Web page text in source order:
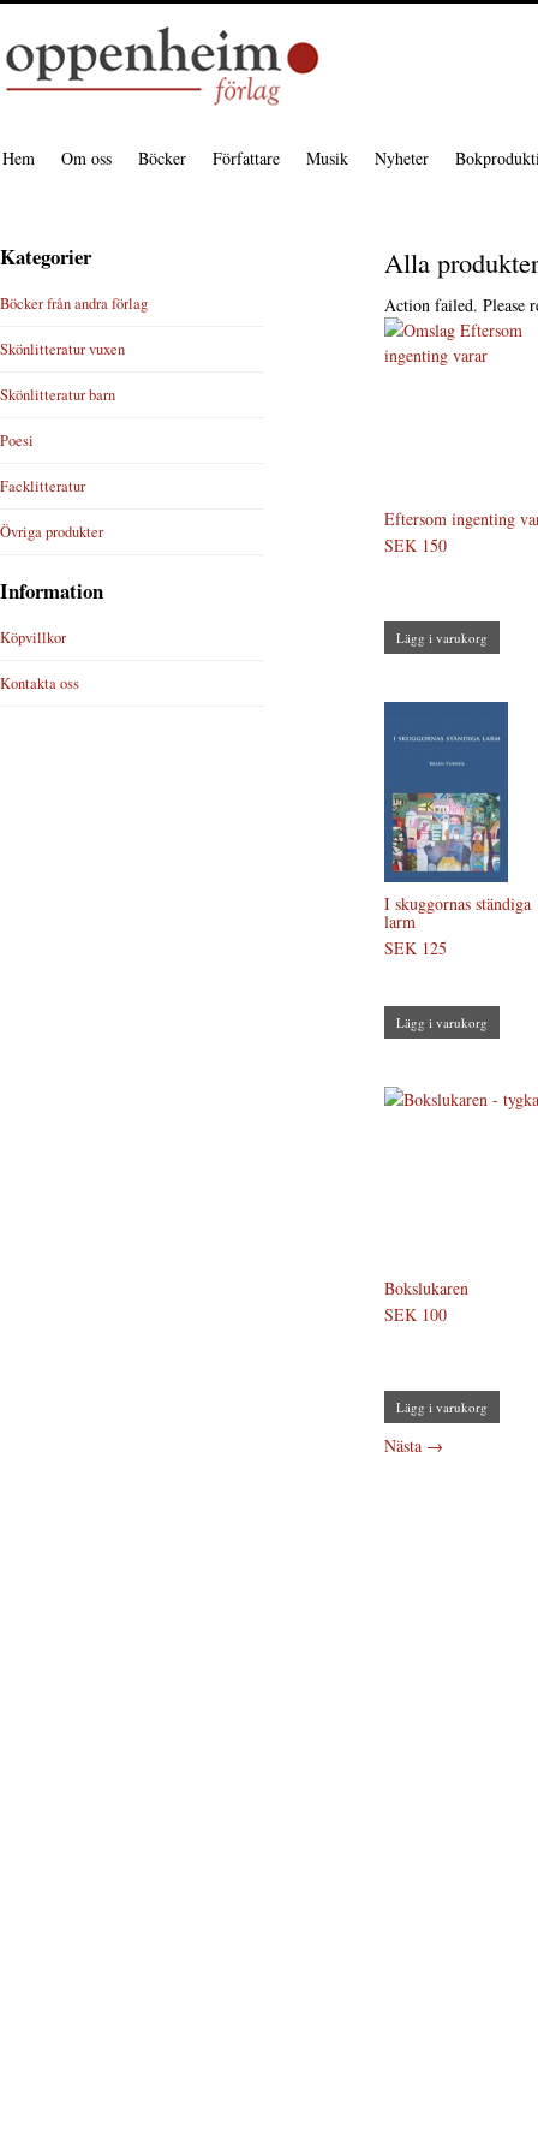
Hem Om oss Böcker Författare Musik Nyheter
Alla produkter
Action failed. Please
Eftersom ingenting
SEK 150
Lägg i varukorg
I skuggornas ständiga
larm
SEK 125
Lägg i varukorg
Bokslukaren
SEK 100
Lägg i varukorg
Nästa →
Kategorier
Böcker från andra förlag
Skönlitteratur vuxen
Skönlitteratur barn
Poesi
Facklitteratur
Övriga produkter
Information
Köpvillkor
Kontakta oss